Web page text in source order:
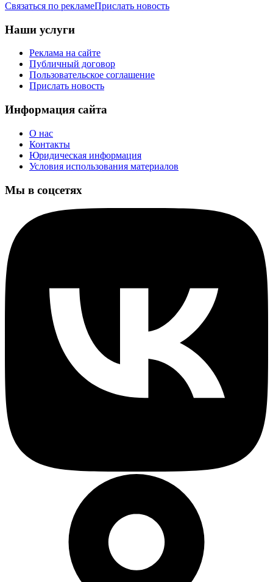
Связаться по рекламеПрислать новость
Наши услуги
Реклама на сайте
Публичный договор
Пользовательское соглашение
Прислать новость
Информация сайта
О нас
Контакты
Юридическая информация
Условия использования материалов
Мы в соцсетях